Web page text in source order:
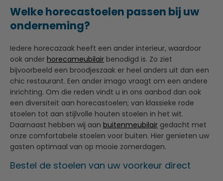
Welke horecastoelen passen bij uw
onderneming?
Iedere horecazaak heeft een ander interieur, waardoor
ook ander horecameubilair benodigd is. Zo ziet
bijvoorbeeld een broodjeszaak er heel anders uit dan een
chic restaurant. Een ander imago vraagt om een andere
inrichting. Om die reden vindt u in ons aanbod dan ook
een diversiteit aan horecastoelen; van klassieke rode
stoelen tot aan stijlvolle houten stoelen in het wit.
Daarnaast hebben wij aan buitenmeubilair gedacht met
onze comfortabele stoelen voor buiten. Hier genieten uw
gasten optimaal van op mooie zomerdagen.
Bestel de stoelen van uw voorkeur direct